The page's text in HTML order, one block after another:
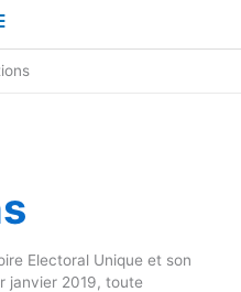
Electoral Unique et son
janvier 2019, toute